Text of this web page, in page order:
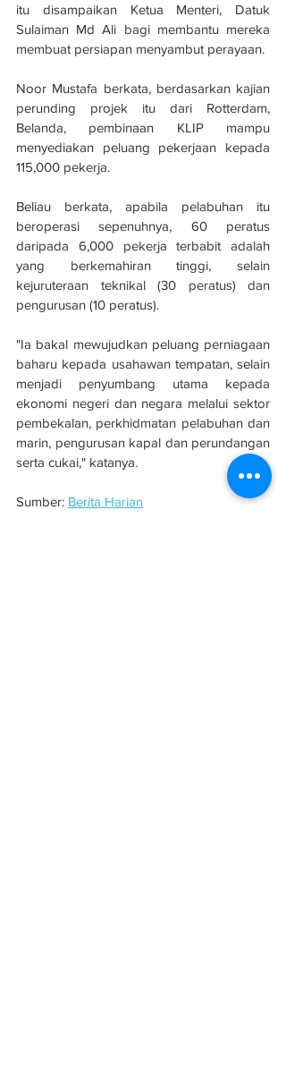
itu disampaikan Ketua Menteri, Datuk
Sulaiman Md Ali bagi membantu mereka
membuat persiapan menyambut perayaan.
Noor Mustafa berkata, berdasarkan kajian
perunding projek itu dari Rotterdam,
Belanda, pembinaan KLIP mampu
menyediakan peluang pekerjaan kepada
115,000 pekerja.
Beliau berkata, apabila pelabuhan itu
beroperasi sepenuhnya, 60 peratus
daripada 6,000 pekerja terbabit adalah
yang berkemahiran tinggi, selain
kejuruteraan teknikal (30 peratus) dan
pengurusan (10 peratus).
"Ia bakal mewujudkan peluang perniagaan
baharu kepada usahawan tempatan, selain
menjadi penyumbang utama kepada
ekonomi negeri dan negara melalui sektor
pembekalan, perkhidmatan pelabuhan dan
marin, pengurusan kapal dan perundangan
serta cukai," katanya.
Sumber: Berita Harian